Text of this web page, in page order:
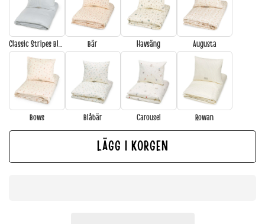
Bär Havsäng Augusta
Bows Blåbär Carousel Rowan
LÄGG I KORGEN